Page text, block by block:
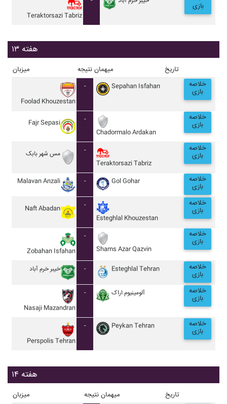
Teraktorsazi Tabriz
بازی
هفته ۱۳
میزبان نتیجه میهمان تاریخ
Foolad Khouzestan
- Sepahan Isfahan خلاصه
بازی
Fajr Sepasi
-
Chadormalo Ardakan
خلاصه
بازی
مس شهر بابک
-
Teraktorsazi Tabriz
خلاصه
بازی
Malavan Anzali - Gol Gohar خلاصه
بازی
Naft Abadan
-
Esteghlal Khouzestan
خلاصه
بازی
Zobahan Isfahan
-
Shams Azar Qazvin
خلاصه
بازی
خيبر خرم آباد - Esteghlal Tehran خلاصه
بازی
Nasaji Mazandran
- آلومينيوم اراک خلاصه
بازی
Perspolis Tehran
- Peykan Tehran خلاصه
بازی
هفته ۱۴
میزبان نتیجه میهمان تاریخ